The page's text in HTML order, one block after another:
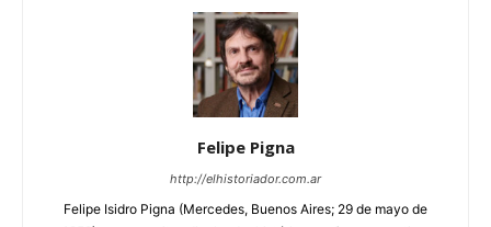
Felipe Pigna
http://elhistoriador.com.ar
Felipe Isidro Pigna (Mercedes, Buenos Aires; 29 de mayo de